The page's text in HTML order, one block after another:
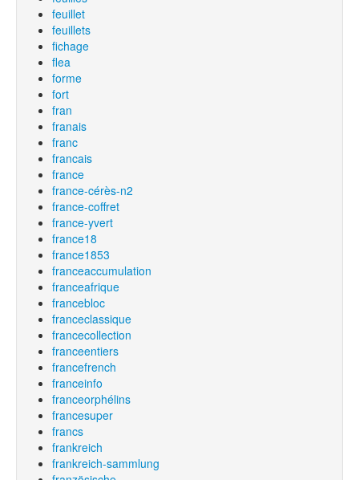
feuillet
feuillets
fichage
flea
forme
fort
fran
franais
franc
francais
france
france-cérès-n2
france-coffret
france-yvert
france18
france1853
franceaccumulation
franceafrique
francebloc
franceclassique
francecollection
franceentiers
francefrench
franceinfo
franceorphélins
francesuper
francs
frankreich
frankreich-sammlung